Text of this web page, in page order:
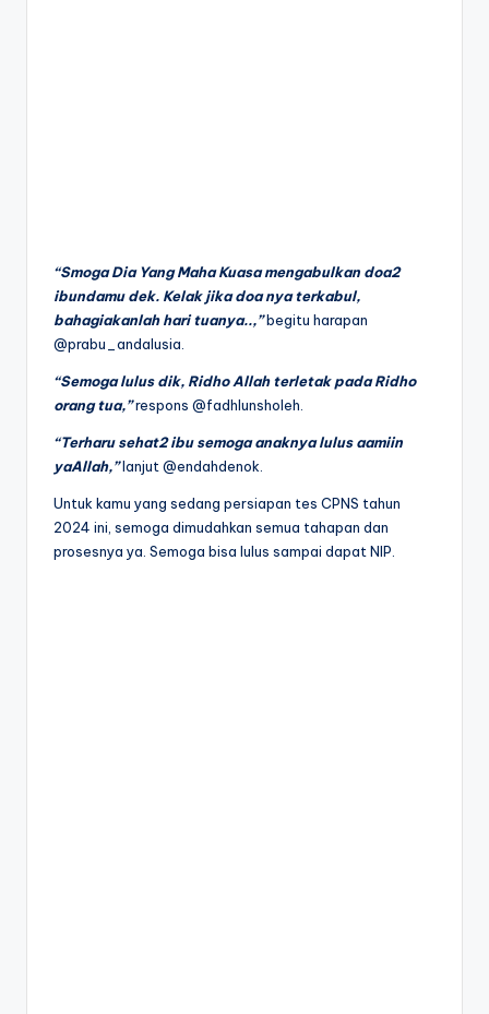
“Smoga Dia Yang Maha Kuasa mengabulkan doa2
ibundamu dek. Kelak jika doa nya terkabul,
bahagiakanlah hari tuanya..,”begitu harapan
@prabu_andalusia.
“Semoga lulus dik, Ridho Allah terletak pada Ridho
orang tua,”respons @fadhlunsholeh.
“Terharu sehat2 ibu semoga anaknya lulus aamiin
yaAllah,”lanjut @endahdenok.
Untuk kamu yang sedang persiapan tes CPNS tahun
2024 ini, semoga dimudahkan semua tahapan dan
prosesnya ya. Semoga bisa lulus sampai dapat NIP.